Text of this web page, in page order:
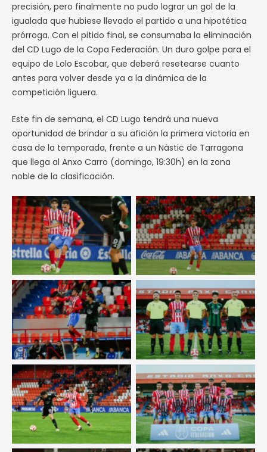
precisión, pero finalmente no pudo lograr un gol de la
igualada que hubiese llevado el partido a una hipotética
prórroga. Con el pitido final, se consumaba la eliminación
del CD Lugo de la Copa Federación. Un duro golpe para el
equipo de Lolo Escobar, que deberá resetearse cuanto
antes para volver desde ya a la dinámica de la
competición liguera.
Este fin de semana, el CD Lugo tendrá una nueva
oportunidad de brindar a su afición la primera victoria en
casa de la temporada, frente a un Nàstic de Tarragona
que llega al Anxo Carro (domingo, 19:30h) en la zona
noble de la clasificación.